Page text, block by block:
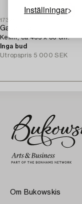
Inställningar
1732475
Gallerimatta,
Kelim, ca 465 x 86 cm.
Inga bud
Utropspris 5 000 SEK
Om Bukowskis